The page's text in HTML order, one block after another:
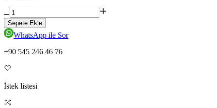
Sepete Ekle
WhatsApp ile Sor
+90 545 246 46 76
İstek listesi